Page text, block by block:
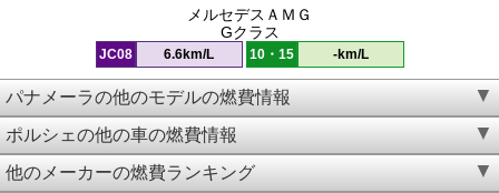
メルセデスＡＭＧ
Gクラス
JC08 6.6km/L 10・15 -km/L
パナメーラの他のモデルの燃費情報
ポルシェの他の車の燃費情報
他のメーカーの燃費ランキング